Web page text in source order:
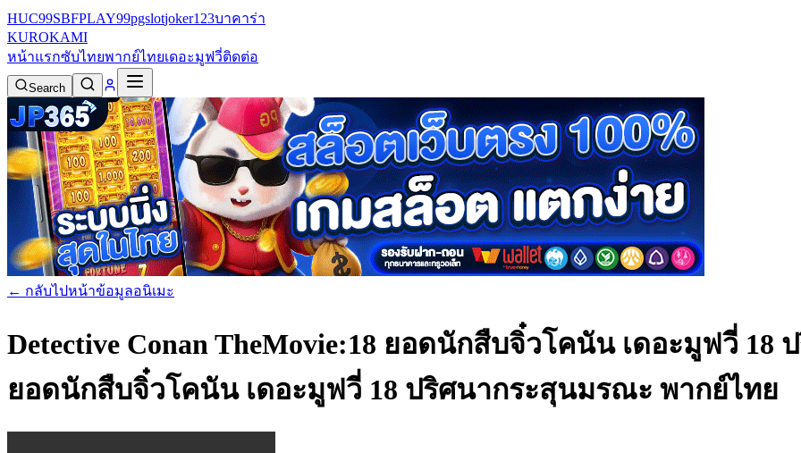
HUC99SBFPLAY99pgslotjoker123บาคาร่า
KUROKAMI
หน้าแรกซับไทยพากย์ไทยเดอะมูฟวี่ติดต่อ
Search
← กลับไปหน้าข้อมูลอนิเมะ
Detective Conan TheMovie:18 ยอดนักสืบจิ๋วโคนัน เดอะมูฟวี่
ยอดนักสืบจิ๋วโคนัน เดอะมูฟวี่ 18 ปริศนากระสุนมรณะ พากย์ไทย